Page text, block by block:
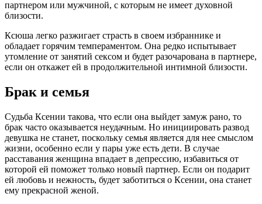
партнером или мужчиной, с которым не имеет духовной
близости.
Ксюша легко разжигает страсть в своем избраннике и
обладает горячим темпераментом. Она редко испытывает
утомление от занятий сексом и будет разочарована в партнере,
если он откажет ей в продолжительной интимной близости.
Брак и семья
Судьба Ксении такова, что если она выйдет замуж рано, то
брак часто оказывается неудачным. Но инициировать развод
девушка не станет, поскольку семья является для нее смыслом
жизни, особенно если у пары уже есть дети. В случае
расставания женщина впадает в депрессию, избавиться от
которой ей поможет только новый партнер. Если он подарит
ей любовь и нежность, будет заботиться о Ксении, она станет
ему прекрасной женой.